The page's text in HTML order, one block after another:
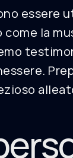
essere
come la